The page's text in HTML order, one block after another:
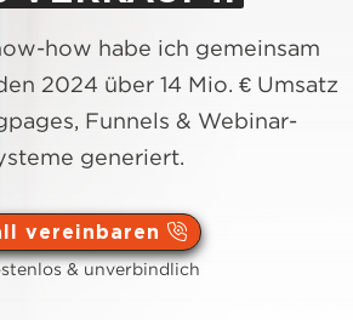
how habe ich gemeinsam
2024 über 14 Mio. € Umsatz
Funnels & Webinar-
generiert.
vereinbaren
& unverbindlich